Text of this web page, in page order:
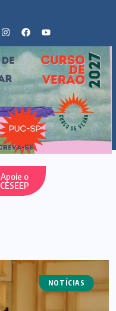
Apoie o
CESEEP
ARTIGOS
NOTÍCIAS